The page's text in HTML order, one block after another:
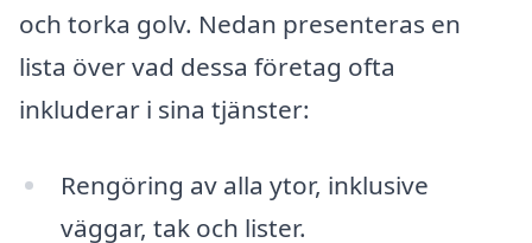
och torka golv. Nedan presenteras en
lista över vad dessa företag ofta
inkluderar i sina tjänster:
Rengöring av alla ytor, inklusive
väggar, tak och lister.